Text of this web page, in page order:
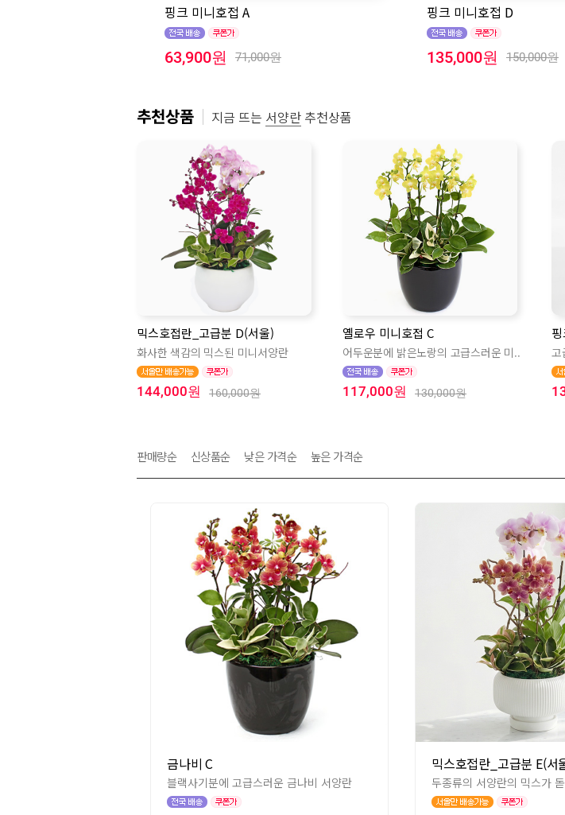
핑크 미니호접 A
63,900원 71,000원
핑크 미니호접 D
135,000원 150,000원
추천상품 지금 뜨는 서양란 추천상품
믹스호접란_고급분 D(서울)
화사한 색감의 믹스된 미니서양란
144,000원 160,000원
옐로우 미니호접 C
어두운분에 밝은노랑의 고급스러운 미..
117,000원 130,000원
고
판매량순 신상품순 낮은 가격순 높은 가격순
금나비 C
블랙사기분에 고급스러운 금나비 서양란
믹스호접란_고급분 E(서
두종류의 서양란의 믹스가